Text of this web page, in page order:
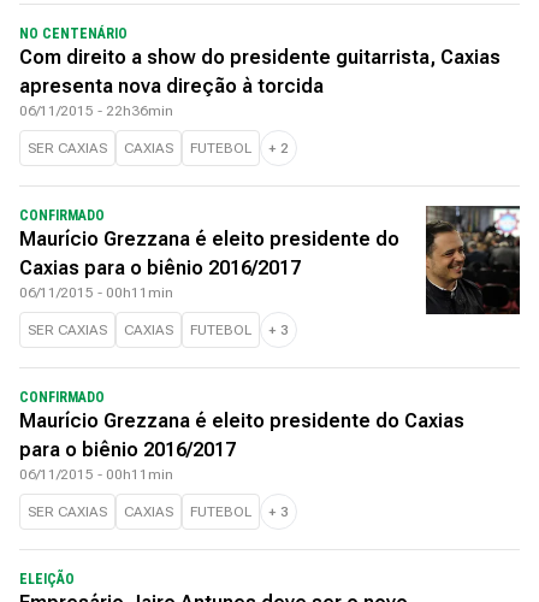
NO CENTENÁRIO
Com direito a show do presidente guitarrista, Caxias
apresenta nova direção à torcida
06/11/2015 - 22h36min
SER CAXIAS CAXIAS FUTEBOL + 2
CONFIRMADO
Maurício Grezzana é eleito presidente do
Caxias para o biênio 2016/2017
06/11/2015 - 00h11min
SER CAXIAS CAXIAS FUTEBOL + 3
CONFIRMADO
Maurício Grezzana é eleito presidente do Caxias
para o biênio 2016/2017
06/11/2015 - 00h11min
SER CAXIAS CAXIAS FUTEBOL + 3
ELEIÇÃO